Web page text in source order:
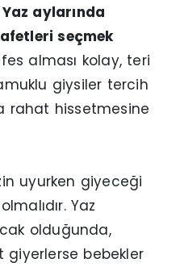
Yaz aylarında
seçmek
alması kolay, teri
giysiler tercih
rahat hissetmesine
uyurken giyeceği
Yaz
olduğunda,
giyerlerse bebekler